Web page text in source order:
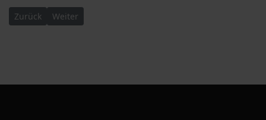
Vorheriger Beitrag: Budget Stadtbezirksbeirat Dresden Plauen
Zurück Nächster Beitrag: Neuwahl Vorstand CDU Dresdner
Weiter